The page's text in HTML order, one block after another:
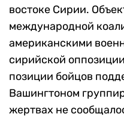
востоке Сирии.
международной
американскими
сирийской
позиции бойцов
Вашингтоном
жертвах не